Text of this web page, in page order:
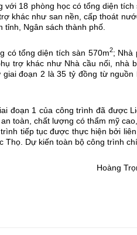
18 phòng học có tổng diện tích
khác như san nền, cấp thoát
Ngân sách thành phố.
có tổng diện tích sàn 570m2; Nhà
trợ khác như Nhà cầu nối, nhà
đoạn 2 là 35 tỷ đồng từ
1 của công trình đã được
toàn, chất lượng có thẩm mỹ
tiếp tục được thực hiện bởi
Dự kiến toàn bộ công trình
Hoàng